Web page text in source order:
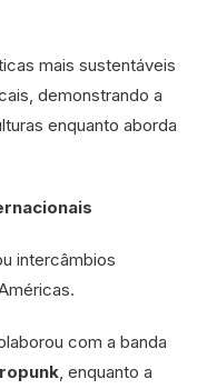
mais sustentáveis
demonstrando a
enquanto aborda
intercâmbios
com a banda
, enquanto a